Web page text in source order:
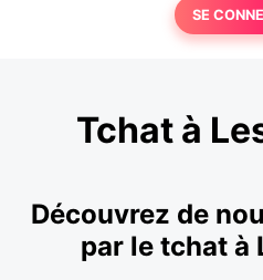
SE
Tchat à
Découvrez de
par le tchat à